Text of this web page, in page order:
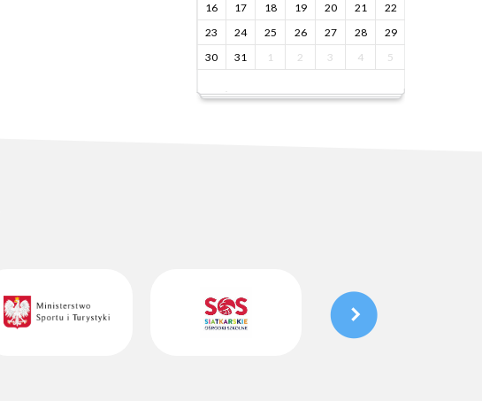
16
17 18 19 20 21
22
23
24 25 26 27 28
29
30
31 1 2 3 4 5